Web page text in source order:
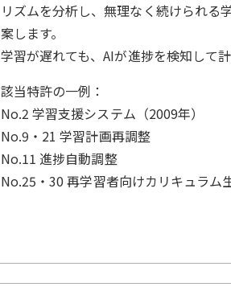
リズムを分析し、無理なく続けられる
案します。
学習が遅れても、AIが進捗を検知して
該当特許の一例：
No.2 学習支援システム（2009年）
No.9・21 学習計画再調整
No.11 進捗自動調整
No.25・30 再学習者向けカリキュラム